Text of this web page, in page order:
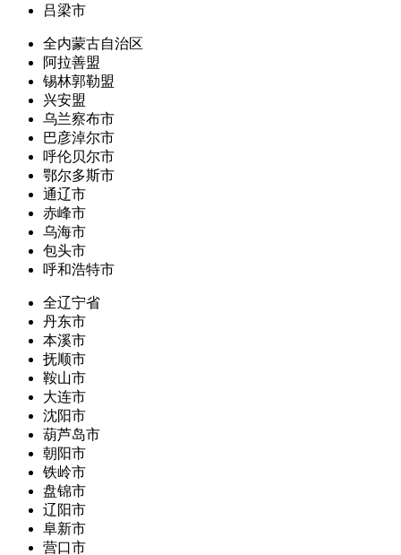
吕梁市
全内蒙古自治区
阿拉善盟
锡林郭勒盟
兴安盟
乌兰察布市
巴彦淖尔市
呼伦贝尔市
鄂尔多斯市
通辽市
赤峰市
乌海市
包头市
呼和浩特市
全辽宁省
丹东市
本溪市
抚顺市
鞍山市
大连市
沈阳市
葫芦岛市
朝阳市
铁岭市
盘锦市
辽阳市
阜新市
营口市